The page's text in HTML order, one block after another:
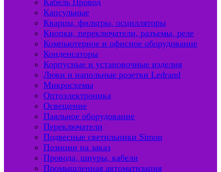
Кабель Провод
Капсульные
Кварцы, фильтры, осцилляторы
Кнопки, переключатели, разъемы, реле
Компьютерное и офисное оборудование
Конденсаторы
Корпусные и установочные изделия
Люки и напольные розетки Ledrand
Микросхемы
Оптоэлектроника
Освещение
Паяльное оборудование
Переключатели
Подвесные светильники Simon
Позиции на заказ
Провода, шнуры, кабели
Промышленная автоматизация